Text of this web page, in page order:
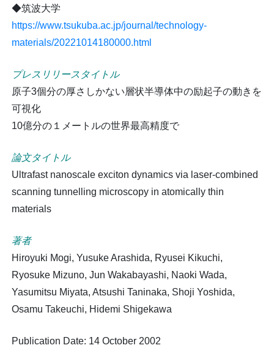
◆筑波大学
https://www.tsukuba.ac.jp/journal/technology-
materials/20221014180000.html
プレスリリースタイトル
原子3個分の厚さしかない層状半導体中の励起子の動きを
可視化
10億分の１メートルの世界最高精度で
論文タイトル
Ultrafast nanoscale exciton dynamics via laser-combined
scanning tunnelling microscopy in atomically thin
materials
著者
Hiroyuki Mogi, Yusuke Arashida, Ryusei Kikuchi,
Ryosuke Mizuno, Jun Wakabayashi, Naoki Wada,
Yasumitsu Miyata, Atsushi Taninaka, Shoji Yoshida,
Osamu Takeuchi, Hidemi Shigekawa
Publication Date: 14 October 2002